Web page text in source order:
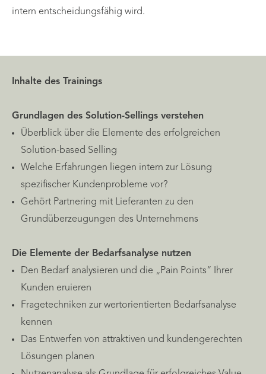
intern entscheidungsfähig wird.
Inhalte des Trainings
Grundlagen des Solution-Sellings verstehen
Überblick über die Elemente des erfolgreichen
Solution-based Selling
Welche Erfahrungen liegen intern zur Lösung
spezifischer Kundenprobleme vor?
Gehört Partnering mit Lieferanten zu den
Grundüberzeugungen des Unternehmens
Die Elemente der Bedarfsanalyse nutzen
Den Bedarf analysieren und die „Pain Points“ Ihrer
Kunden eruieren
Fragetechniken zur wertorientierten Bedarfsanalyse
kennen
Das Entwerfen von attraktiven und kundengerechten
Lösungen planen